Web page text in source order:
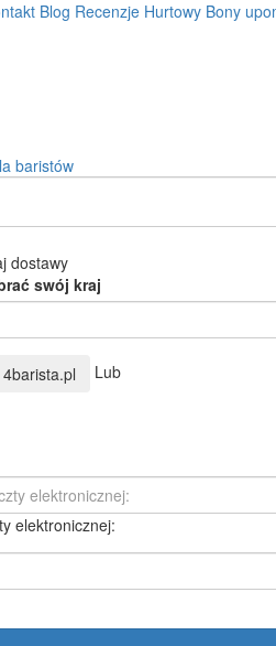
Blog Recenzje Hurtowy Bony
baristów
dostawy
swój kraj
4barista.pl Lub
elektronicznej: